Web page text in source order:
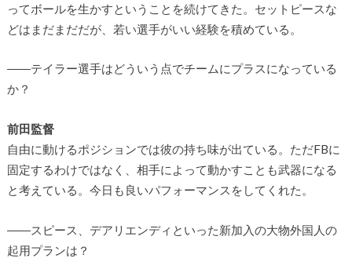
ってボールを生かすということを続けてきた。セットピースな
どはまだまだだが、若い選手がいい経験を積めている。
――テイラー選手はどういう点でチームにプラスになっている
か？
前田監督
自由に動けるポジションでは彼の持ち味が出ている。ただFBに
固定するわけではなく、相手によって動かすことも武器になる
と考えている。今日も良いパフォーマンスをしてくれた。
――スピース、デアリエンディといった新加入の大物外国人の
起用プランは？